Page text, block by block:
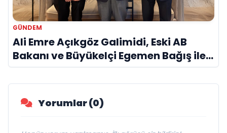
GÜNDEM
Ali Emre Açıkgöz Galimidi, Eski AB
Bakanı ve Büyükelçi Egemen Bağış ile
Bir Araya Geldi
Yorumlar (0)